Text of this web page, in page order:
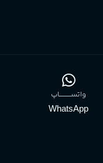
واتســــــــــاپ
WhatsApp